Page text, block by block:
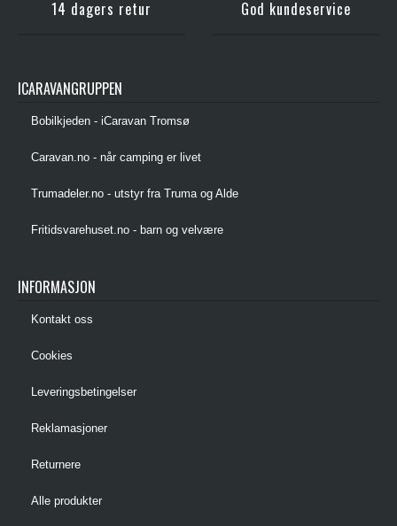
14 dagers retur God kundeservice
ICARAVANGRUPPEN
Bobilkjeden - iCaravan Tromsø
Caravan.no - når camping er livet
Trumadeler.no - utstyr fra Truma og Alde
Fritidsvarehuset.no - barn og velvære
INFORMASJON
Kontakt oss
Cookies
Leveringsbetingelser
Reklamasjoner
Returnere
Alle produkter